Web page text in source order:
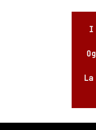
I